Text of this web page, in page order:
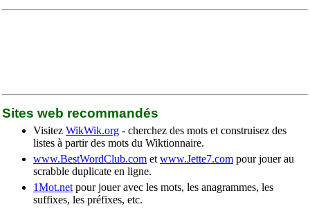
Sites web recommandés
Visitez WikWik.org - cherchez des mots et construisez des
listes à partir des mots du Wiktionnaire.
www.BestWordClub.com et www.Jette7.com pour jouer au
scrabble duplicate en ligne.
1Mot.net pour jouer avec les mots, les anagrammes, les
suffixes, les préfixes, etc.